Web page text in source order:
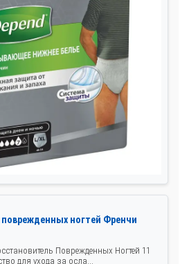
поврежденных ногтей Френчи
Поврежденных Ногтей 11
для ухода за осла...